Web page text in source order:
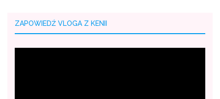
ZAPOWIEDŹ VLOGA Z KENII